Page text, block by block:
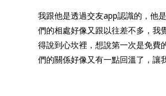
我跟他是透過交友app認識的，他
們的相處好像又跟以往差不多，我
得說到心坎裡，想說第一次是免費
們的關係好像又有一點回溫了，讓